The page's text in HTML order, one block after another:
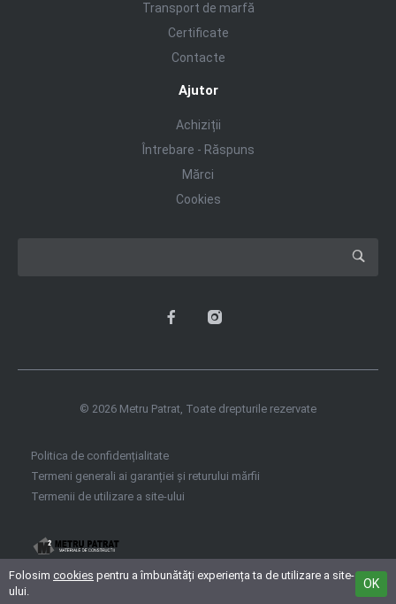
Folosim cookies pentru a îmbunătăți experiența ta de utilizare a site-
ului.
OK
Transport de marfă
Certificate
Contacte
Ajutor
Achiziții
Întrebare - Răspuns
Mărci
Cookies
© 2026 Metru Patrat, Toate drepturile rezervate
Politica de confidențialitate
Termeni generali ai garanției și returului mărfii
Termenii de utilizare a site‑ului